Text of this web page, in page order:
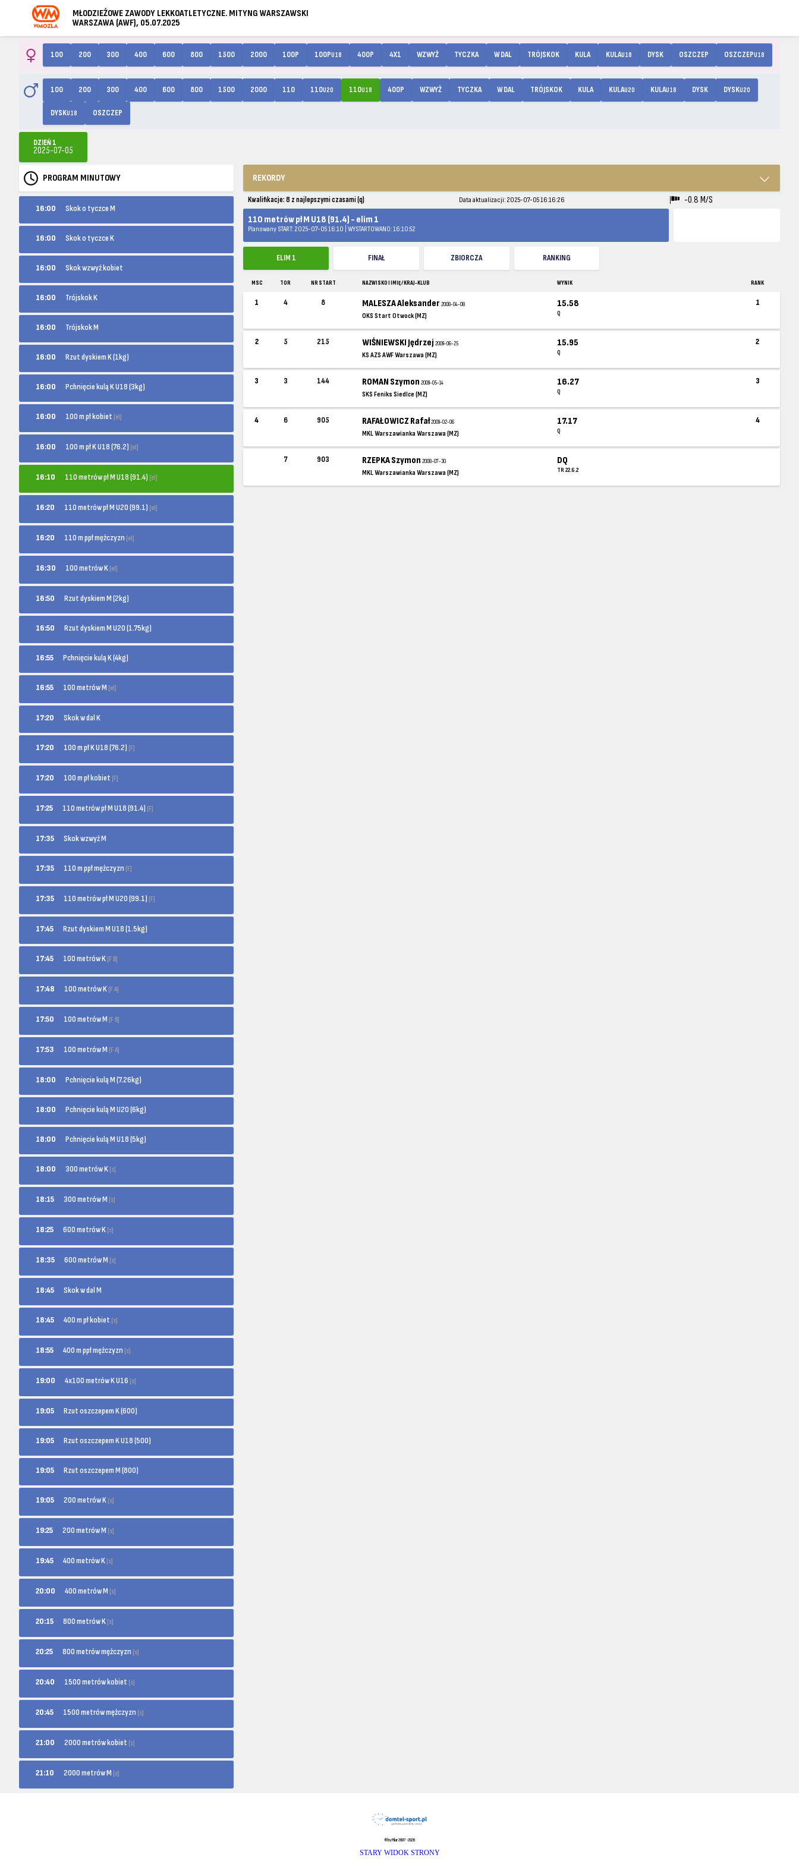
MŁODZIEŻOWE ZAWODY LEKKOATLETYCZNE. MITYNG WARSZAWSKI
WARSZAWA (AWF), 05.07.2025
100 200 300 400 600 800 1500 2000 100P 100PU18 400P 4X1 WZWYŻ TYCZKA W DAL TRÓJSKOK KULA KULAU18 DYSK OSZCZEP OSZCZEPU18
100 200 300 400 600 800 1500 2000 110 110U20 110U18 400P WZWYŻ TYCZKA W DAL TRÓJSKOK KULA KULAU20 KULAU18 DYSK DYSKU20
DYSKU18 OSZCZEP
DZIEŃ 1
2025-07-05
PROGRAM MINUTOWY
16:00 Skok o tyczce M
16:00 Skok o tyczce K
16:00 Skok wzwyż kobiet
16:00 Trójskok K
16:00 Trójskok M
16:00 Rzut dyskiem K (1kg)
16:00 Pchnięcie kulą K U18 (3kg)
16:00 100 m pł kobiet [el]
16:00 100 m pł K U18 (76.2) [el]
16:10 110 metrów pł M U18 (91.4) [el]
16:20 110 metrów pł M U20 (99.1) [el]
16:20 110 m ppł mężczyzn [el]
16:30 100 metrów K [el]
16:50 Rzut dyskiem M (2kg)
16:50 Rzut dyskiem M U20 (1.75kg)
16:55 Pchnięcie kulą K (4kg)
16:55 100 metrów M [el]
17:20 Skok w dal K
17:20 100 m pł K U18 (76.2) [F]
17:20 100 m pł kobiet [F]
17:25 110 metrów pł M U18 (91.4) [F]
17:35 Skok wzwyż M
17:35 110 m ppł mężczyzn [F]
17:35 110 metrów pł M U20 (99.1) [F]
17:45 Rzut dyskiem M U18 (1.5kg)
17:45 100 metrów K [F B]
17:48 100 metrów K [F A]
17:50 100 metrów M [F B]
17:53 100 metrów M [F A]
18:00 Pchnięcie kulą M (7.26kg)
18:00 Pchnięcie kulą M U20 (6kg)
18:00 Pchnięcie kulą M U18 (5kg)
18:00 300 metrów K [s]
18:15 300 metrów M [s]
18:25 600 metrów K [s]
18:35 600 metrów M [s]
18:45 Skok w dal M
18:45 400 m pł kobiet [s]
18:55 400 m ppł mężczyzn [s]
19:00 4x100 metrów K U16 [s]
19:05 Rzut oszczepem K (600)
19:05 Rzut oszczepem K U18 (500)
19:05 Rzut oszczepem M (800)
19:05 200 metrów K [s]
19:25 200 metrów M [s]
19:45 400 metrów K [s]
20:00 400 metrów M [s]
20:15 800 metrów K [s]
20:25 800 metrów mężczyzn [s]
20:40 1500 metrów kobiet [s]
20:45 1500 metrów mężczyzn [s]
21:00 2000 metrów kobiet [s]
21:10 2000 metrów M [s]
REKORDY
Kwalifikacje: 8 z najlepszymi czasami (q) Data aktualizacji: 2025-07-05 16:16:26
-0.8 M/S
110 metrów pł M U18 (91.4) - elim 1
Planowany START: 2025-07-05 16:10 | WYSTARTOWANO: 16:10:52
ELIM 1 FINAŁ ZBIORCZA RANKING
MSC TOR NR START NAZWISKO I IMIĘ / KRAJ-KLUB WYNIK RANK
1 4 8 MALESZA Aleksander2008-04-08
OKS Start Otwock (MZ)
15.58
Q
1
2 5 215 WIŚNIEWSKI Jędrzej2009-06-25
KS AZS AWF Warszawa (MZ)
15.95
Q
2
3 3 144 ROMAN Szymon2009-05-14
SKS Feniks Siedlce (MZ)
16.27
Q
3
4 6 905 RAFAŁOWICZ Rafał2009-02-06
MKL Warszawianka Warszawa (MZ)
17.17
Q
4
7 903 RZEPKA Szymon2008-07-30
MKL Warszawianka Warszawa (MZ)
DQ
TR 22.6.2
© by Pilar 2007-2026
STARY WIDOK STRONY